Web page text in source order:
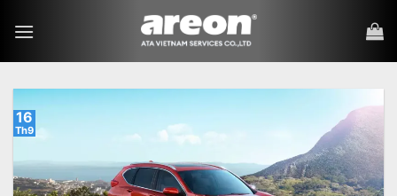
qua
16
Th9